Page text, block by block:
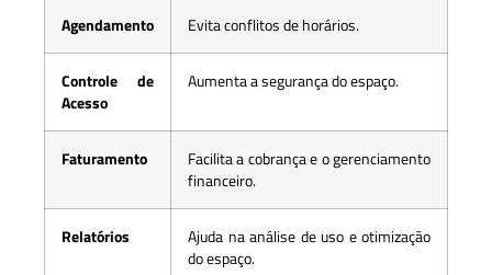
Agendamento Evita conflitos de horários.
Controle de
Acesso
Aumenta a segurança do espaço.
Faturamento
Facilita a cobrança e o gerenciamento
financeiro.
Relatórios
Ajuda na análise de uso e otimização
do espaço.